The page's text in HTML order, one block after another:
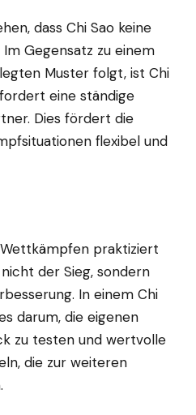
dass Chi Sao keine
Gegensatz zu einem
Muster folgt, ist Chi
eine ständige
Dies fördert die
flexibel und
praktiziert
der Sieg, sondern
In einem Chi
darum, die eigenen
zu testen und wertvolle
die zur weiteren